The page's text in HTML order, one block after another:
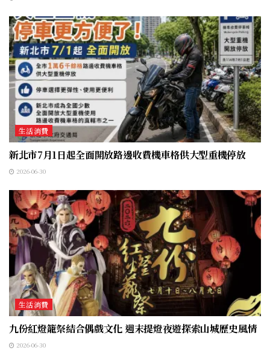
生活消費
新北市7月1日起全面開放路邊收費機車格供大型重機停放
2026-06-30
生活消費
九份紅燈籠祭結合偶戲文化 週末提燈夜遊探索山城歷史風情
2026-06-30